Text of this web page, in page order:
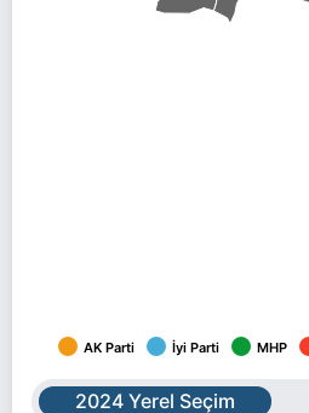
AK Parti İyi Parti MHP
2024 Yerel Seçim